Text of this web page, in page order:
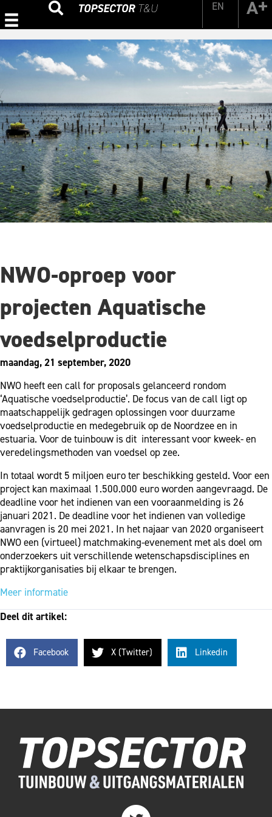
EN
Zoeken
NWO-oproep voor
projecten Aquatische
voedselproductie
maandag, 21 september, 2020
NWO heeft een call for proposals gelanceerd rondom
‘Aquatische voedselproductie’. De focus van de call ligt op
maatschappelijk gedragen oplossingen voor duurzame
voedselproductie en medegebruik op de Noordzee en in
estuaria. Voor de tuinbouw is dit interessant voor kweek- en
veredelingsmethoden van voedsel op zee.
In totaal wordt 5 miljoen euro ter beschikking gesteld. Voor een
project kan maximaal 1.500.000 euro worden aangevraagd. De
deadline voor het indienen van een vooraanmelding is 26
januari 2021. De deadline voor het indienen van volledige
aanvragen is 20 mei 2021. In het najaar van 2020 organiseert
NWO een (virtueel) matchmaking-evenement met als doel om
onderzoekers uit verschillende wetenschapsdisciplines en
praktijkorganisaties bij elkaar te brengen.
Meer informatie
Deel dit artikel:
Facebook X (Twitter) Linkedin
Twitter